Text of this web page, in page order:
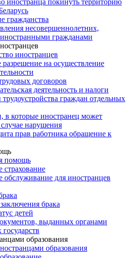
иностранца покинуть территорию
гражданства
несовершеннолетних,
гражданами
иностранцев
на осуществление
договоров
деятельность и налоги
граждан отдельных
в которые иностранец может
случае нарушения
прав работника обращение к
помощь
обслуживание для иностранцев
брака
детей
выданных органами
образования
образования